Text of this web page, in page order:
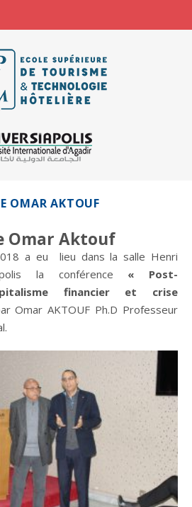
OMAR AKTOUF
Omar Aktouf
a eu lieu dans la salle Henri
la conférence « Post-
financier et crise
Omar AKTOUF Ph.D Professeur